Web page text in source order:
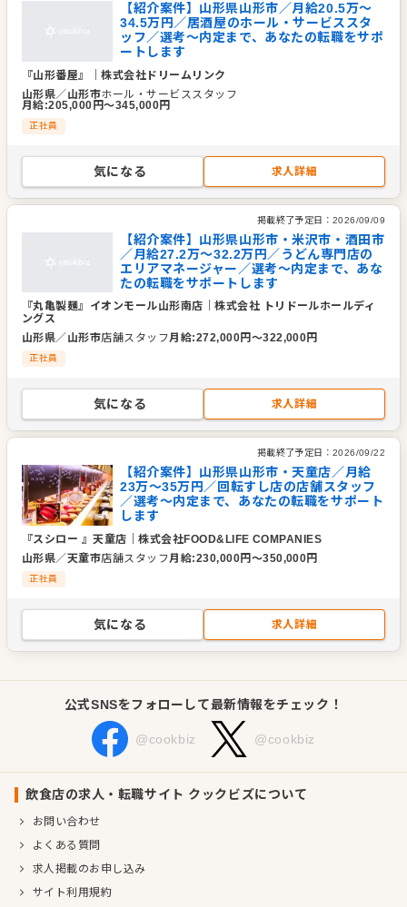
【紹介案件】山形県山形市／月給20.5万～
34.5万円／居酒屋のホール・サービススタ
ッフ／選考～内定まで、あなたの転職をサポ
ートします
『山形番屋』 ｜株式会社ドリームリンク
山形県／山形市ホール・サービススタッフ
月給:205,000 円〜345,000円
正社員
気になる 求人詳細
掲載終了予定日： 2026/09/09
【紹介案件】山形県山形市・米沢市・酒田市
／月給27.2万～32.2万円／うどん専門店の
エリアマネージャー／選考～内定まで、あな
たの転職をサポートします
『丸亀製麺』イオンモール山形南店 ｜株式会社 トリドールホールディ
ングス
山形県／ 山形市店舗スタッフ月給:272,000円〜322,000円
正社員
気になる 求人詳細
掲載終了予定日： 2026/09/22
【紹介案件】山形県山形市・天童店／月給
23万～35万円／回転すし店の店舗スタッフ
／選考～内定まで、あなたの転職をサポート
します
『スシロー 』天童店 ｜株式会社FOOD&LIFE COMPANIES
山形県／天童市店舗スタッフ月給:230,000円〜350,000円
正社員
気になる 求人詳細
公式SNSをフォローして最新情報をチェック！
@cookbiz @cookbiz
飲食店の求人・転職サイト クックビズについて
お問い合わせ
よくある質問
求人掲載のお申し込み
サイト利用規約